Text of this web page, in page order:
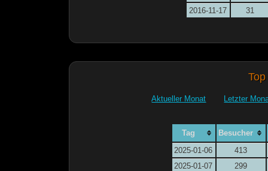
2016-11-17
31
Aktueller Monat Letzter
Tag
Besucher
2025-01-06
413
2025-01-07
299